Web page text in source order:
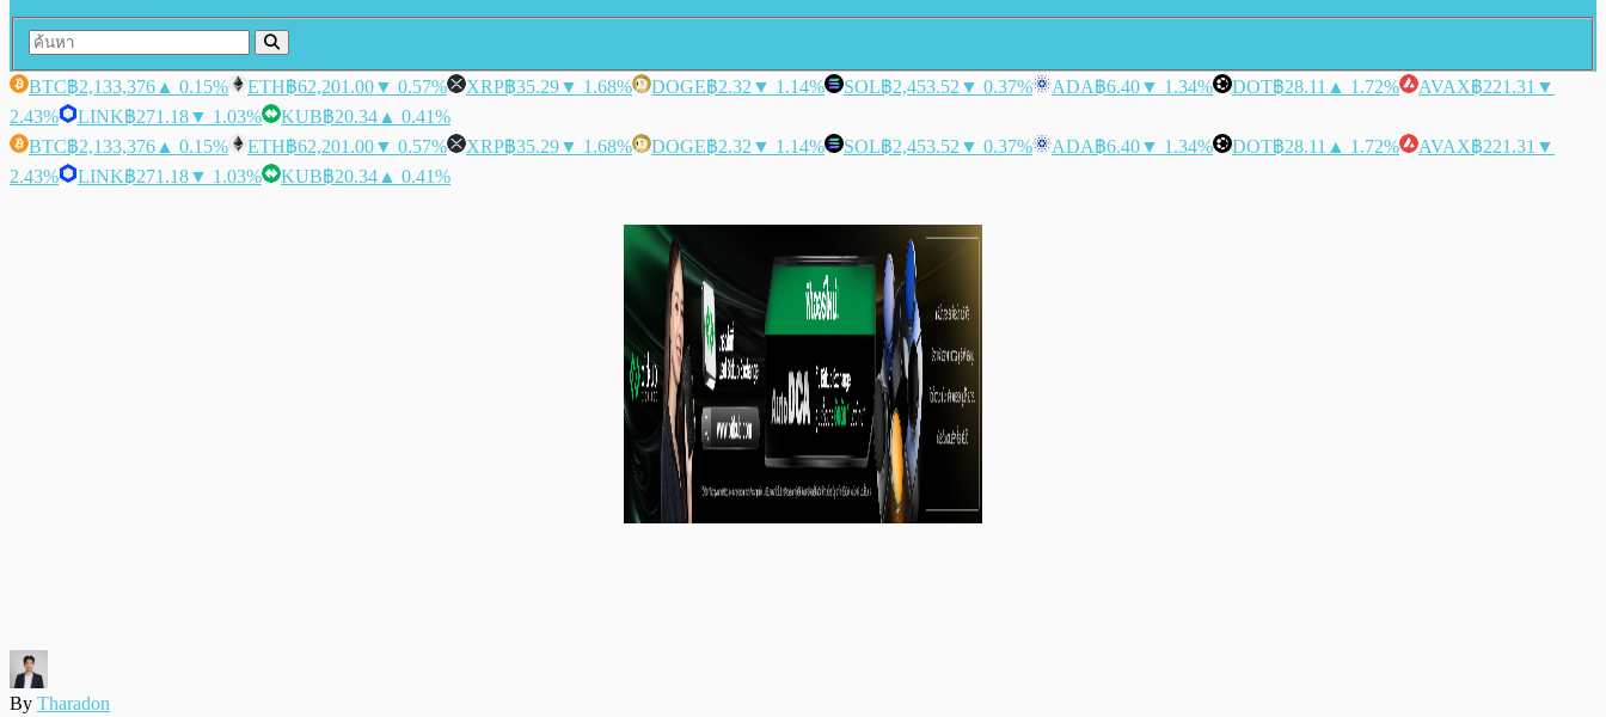
BTC฿2,133,376 ▲ 0.15% ETH฿62,201.00▼ 0.57% XRP฿35.29▼ 1.68% DOGE฿2.32 ▼ 1.14% SOL฿2,453.52 ▼ 0.37% ADA฿6.40▼ 1.34% DOT฿28.11 ▲ 1.72% AVAX฿221.31 ▼
2.43%
LINK฿271.18▼ 1.03% KUB฿20.34 ▲ 0.41%
BTC฿2,133,376 ▲ 0.15% ETH฿62,201.00▼ 0.57% XRP฿35.29▼ 1.68% DOGE฿2.32 ▼ 1.14% SOL฿2,453.52 ▼ 0.37% ADA฿6.40▼ 1.34% DOT฿28.11 ▲ 1.72% AVAX฿221.31 ▼
2.43%
LINK฿271.18▼ 1.03% KUB฿20.34 ▲ 0.41%
By Tharadon